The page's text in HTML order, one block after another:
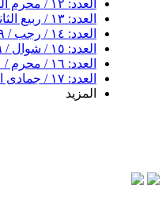
العدد: ١٢ / محرم الحرام / ١٤٢٩ هـ
العدد: ١٣ / ربيع الثاني / ١٤٢٩ هـ
العدد: ١٤ / رجب / ١٤٢٩ هـ
العدد: ١٥ / شوال / ١٤٢٩ هـ
العدد: ١٦ / محرم / ١٤٣٠ هـ
العدد: ١٧ / جمادى الآخر / ١٤٣٠ هـ
المزيد